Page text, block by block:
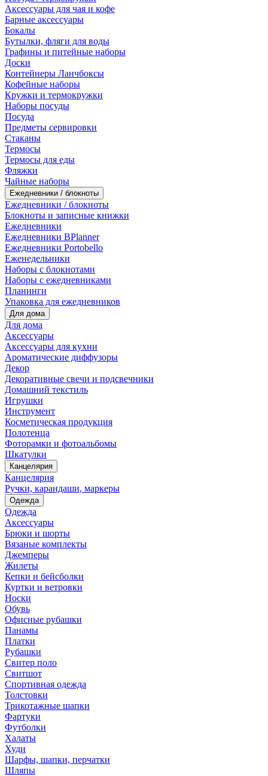
Аксессуары для чая и кофе
Барные аксессуары
Бокалы
Бутылки, фляги для воды
Графины и питейные наборы
Доски
Контейнеры Ланчбоксы
Кофейные наборы
Кружки и термокружки
Наборы посуды
Посуда
Предметы сервировки
Стаканы
Термосы
Термосы для еды
Фляжки
Чайные наборы
Ежедневники / блокноты
Ежедневники / блокноты
Блокноты и записные книжки
Ежедневники
Ежедневники BPlanner
Ежедневники Portobello
Еженедельники
Наборы с блокнотами
Наборы с ежедневниками
Планинги
Упаковка для ежедневников
Для дома
Для дома
Аксессуары
Аксессуары для кухни
Ароматические диффузоры
Декор
Декоративные свечи и подсвечники
Домашний текстиль
Игрушки
Инструмент
Косметическая продукция
Полотенца
Фоторамки и фотоальбомы
Шкатулки
Канцелярия
Канцелярия
Ручки, карандаши, маркеры
Одежда
Одежда
Аксессуары
Брюки и шорты
Вязаные комплекты
Джемперы
Жилеты
Кепки и бейсболки
Куртки и ветровки
Носки
Обувь
Офисные рубашки
Панамы
Платки
Рубашки
Свитер поло
Свитшот
Спортивная одежда
Толстовки
Трикотажные шапки
Фартуки
Футболки
Халаты
Худи
Шарфы, шапки, перчатки
Шляпы